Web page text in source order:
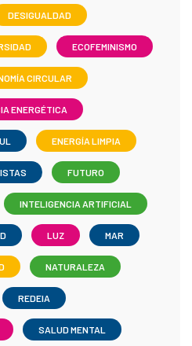
DESIGUALDAD
ECOFEMINISMO
CIRCULAR
ENERGÉTICA
ENERGÍA LIMPIA
FUTURO
INTELIGENCIA ARTIFICIAL
LUZ MAR
NATURALEZA
REDEIA
SALUD MENTAL